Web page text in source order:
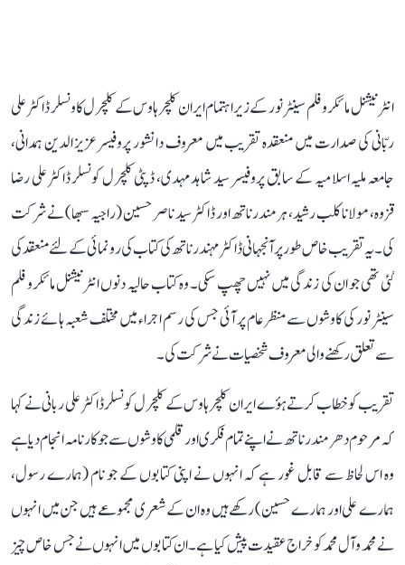
انٹر نیشنل مائکرو فلم سینٹر نور کے زیراہتمام ایران کلچرہاوس کے کلچرل کاونسلر ڈاکٹر علی
ربّانی کی صدارت میں منعقدہ تقریب میں معروف دانشور پروفیسرعزیز الدین ہمدانی،
جامعہ ملیہ اسلامیہ کے سابق پروفیسر سید شاہد مہدی، ڈپٹی کلچرل کونسلر ڈاکٹرعلی رضا
قزوہ، مولانا کلب رشید، ہرمندرناتھ اور ڈاکٹر سید ناصر حسین (راجیہ سبھا) نے شرکت
کی۔ یہ تقریب خاص طور پر آنجہانی ڈاکٹر مہندرناتھ کی کتاب کی رونمائی کے لئے منعقد کی
گئی تھی جو ان کی زندگی میں نہیں چھپ سکی۔ وہ کتاب حالیہ دنوں انٹرنیشنل مائکرو فلم
سینٹر نور کی کاوشوں سے منظرعام پر آئی جس کی رسم اجراء میں مختلف شعبہ ہائے زندگی
سے تعلق رکھنے والی معروف شخصیات نے شرکت کی۔
تقریب کو خطاب کرتے ہؤے ایران کلچرہاوس کے کلچرل کونسلر ڈاکٹرعلی ربانی نے کہا
کہ مرحوم دھرمندرناتھ نے اپنے تمام فکری اور قلمی کاوشوں سے جو کارنامہ انجام دیا ہے
وہ اس لحاظ سے قابل غور ہے کہ انہوں نے اپنی کتابوں کے جو نام (ہمارے رسول،
ہمارے علی اور ہمارے حسین) رکھے ہیں وہ ان کے شعری مجموعے ہیں جن میں انہوں
نے محمد وآل محمد کو خراج عقیدت پیش کیا ہے۔ ان کتابوں میں انہوں نے جس خاص چیز